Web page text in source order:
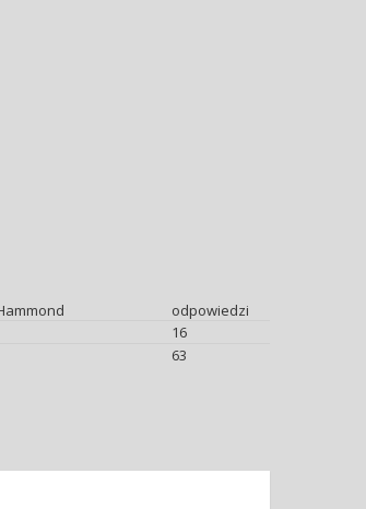
odpowiedzi
16
63